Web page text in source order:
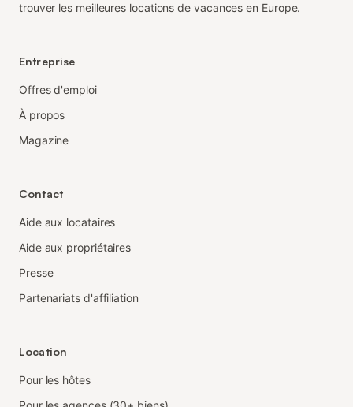
trouver les meilleures locations de vacances en Europe.
Entreprise
Offres d'emploi
À propos
Magazine
Contact
Aide aux locataires
Aide aux propriétaires
Presse
Partenariats d'affiliation
Location
Pour les hôtes